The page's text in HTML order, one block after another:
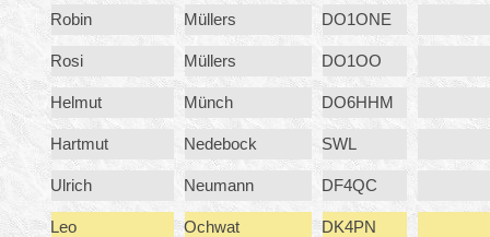
Robin Müllers DO1ONE
Rosi Müllers DO1OO
Helmut Münch DO6HHM
Hartmut Nedebock SWL
Ulrich Neumann DF4QC
Leo Ochwat DK4PN